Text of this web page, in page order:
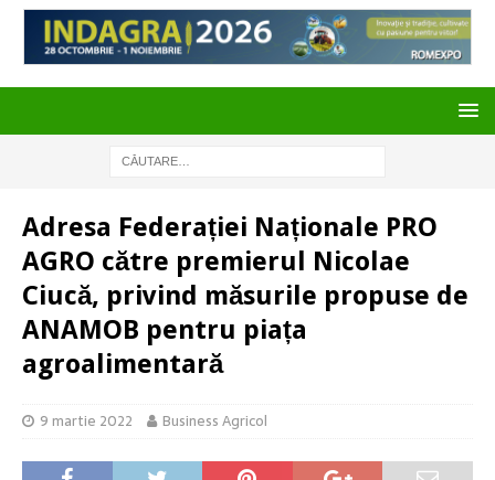
Adresa Federației Naționale PRO
AGRO către premierul Nicolae
Ciucă, privind măsurile propuse de
ANAMOB pentru piața
agroalimentară
9 martie 2022 Business Agricol